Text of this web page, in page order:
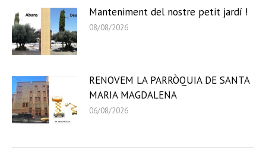
Manteniment del nostre petit jardí !
08/08/2026
RENOVEM LA PARRÒQUIA DE SANTA
MARIA MAGDALENA
06/08/2026